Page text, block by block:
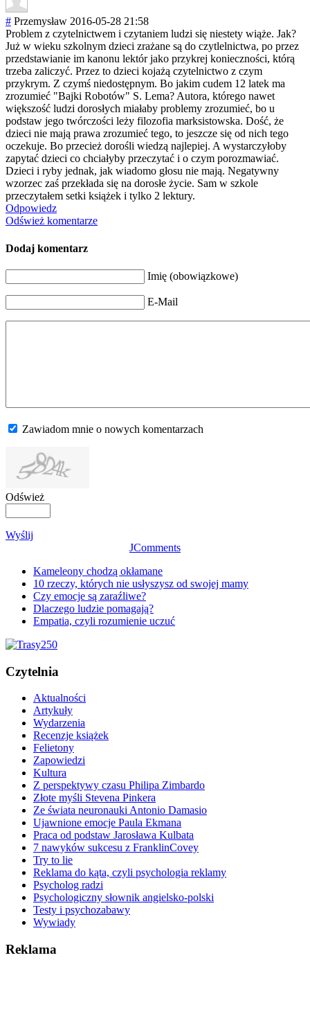
# Przemysław 2016-05-28 21:58
Problem z czytelnictwem i czytaniem ludzi się niestety wiąże. Jak?
Już w wieku szkolnym dzieci zrażane są do czytlelnictwa, po przez
przedstawianie im kanonu lektór jako przykrej konieczności, którą
trzeba zaliczyć. Przez to dzieci kojażą czytelnictwo z czym
przykrym. Z czymś niedostępnym. Bo jakim cudem 12 latek ma
zrozumieć "Bajki Robotów" S. Lema? Autora, którego nawet
większość ludzi dorosłych miałaby problemy zrozumieć, bo u
podstaw jego twórczości leży filozofia marksistowska. Dość, że
dzieci nie mają prawa zrozumieć tego, to jeszcze się od nich tego
oczekuje. Bo przecież dorośli wiedzą najlepiej. A wystarczyłoby
zapytać dzieci co chciałyby przeczytać i o czym porozmawiać.
Dzieci i ryby jednak, jak wiadomo głosu nie mają. Negatywny
wzorzec zaś przekłada się na dorosłe życie. Sam w szkole
przeczytałem setki książek i tylko 2 lektury.
Odpowiedz
Odśwież komentarze
Dodaj komentarz
Imię (obowiązkowe)
E-Mail
Zawiadom mnie o nowych komentarzach
Odśwież
Wyślij
JComments
Kameleony chodzą okłamane
10 rzeczy, których nie usłyszysz od swojej mamy
Czy emocje są zaraźliwe?
Dlaczego ludzie pomagają?
Empatia, czyli rozumienie uczuć
Czytelnia
Aktualności
Artykuły
Wydarzenia
Recenzje książek
Felietony
Zapowiedzi
Kultura
Z perspektywy czasu Philipa Zimbardo
Złote myśli Stevena Pinkera
Ze świata neuronauki Antonio Damasio
Ujawnione emocje Paula Ekmana
Praca od podstaw Jarosława Kulbata
7 nawyków sukcesu z FranklinCovey
Try to lie
Reklama do kąta, czyli psychologia reklamy
Psycholog radzi
Psychologiczny słownik angielsko-polski
Testy i psychozabawy
Wywiady
Reklama